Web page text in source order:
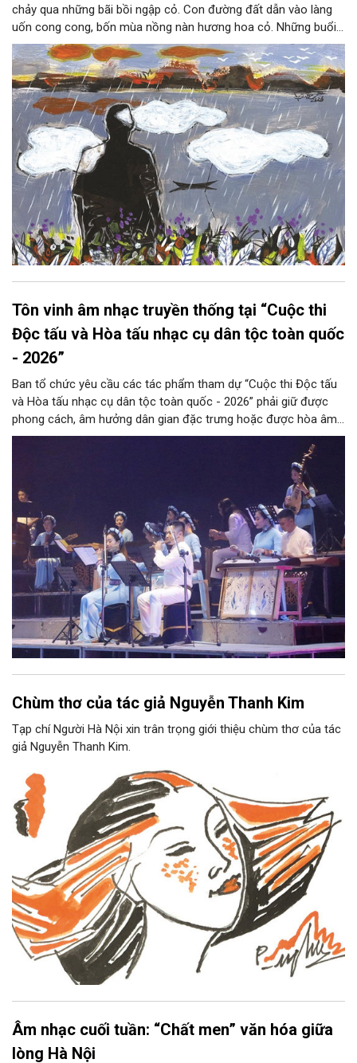
chảy qua những bãi bồi ngập cỏ. Con đường đất dẫn vào làng
uốn cong cong, bốn mùa nồng nàn hương hoa cỏ. Những buổi
hoàng hôn, khi nắng đã dịu xuống phía cuối sông, đám hoa tím
lại thẫm màu như có ai vừa rắc lên một lớp khói.
Tôn vinh âm nhạc truyền thống tại “Cuộc thi
Độc tấu và Hòa tấu nhạc cụ dân tộc toàn quốc
- 2026”
Ban tổ chức yêu cầu các tác phẩm tham dự “Cuộc thi Độc tấu
và Hòa tấu nhạc cụ dân tộc toàn quốc - 2026” phải giữ được
phong cách, âm hưởng dân gian đặc trưng hoặc được hòa âm,
phối khí mới trên nền tảng làn điệu âm nhạc truyền thống Việt
Nam, đồng thời phải được trình diễn trực tiếp bằng nhạc cụ dân
Chùm thơ của tác giả Nguyễn Thanh Kim
Tạp chí Người Hà Nội xin trân trọng giới thiệu chùm thơ của tác
giả Nguyễn Thanh Kim.
Âm nhạc cuối tuần: “Chất men” văn hóa giữa
lòng Hà Nội